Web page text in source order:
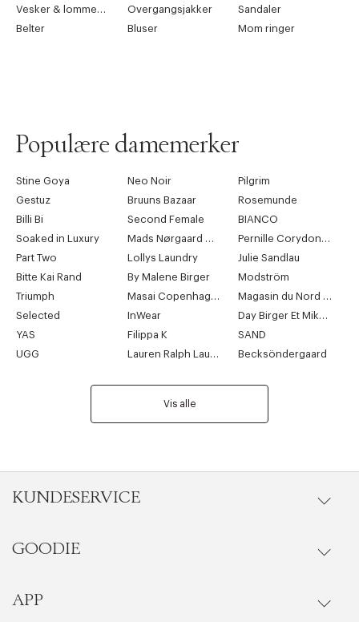
Vesker & lommebøker
Overgangsjakker
Sandaler
Belter
Bluser Mom ringer
Populære damemerker
Stine Goya Neo Noir
Pilgrim
Gestuz
Bruuns Bazaar
Rosemunde
Billi Bi
Second Female
BIANCO
Soaked in Luxury
Mads Nørgaard Copenhagen
Pernille Corydon Jewellery
Part Two
Lollys Laundry
Julie Sandlau
Bitte Kai Rand
By Malene Birger
Modström
Triumph
Masai Copenhagen
Magasin du Nord Collection
Selected
InWear
Day Birger Et Mikkelsen
YAS
Filippa K
SAND
UGG
Lauren Ralph Lauren Becksöndergaard
Vis alle
KUNDESERVICE
Gå til kundeservice
Ordrestatus
GOODIE
Goodie fordelsunivers
APP